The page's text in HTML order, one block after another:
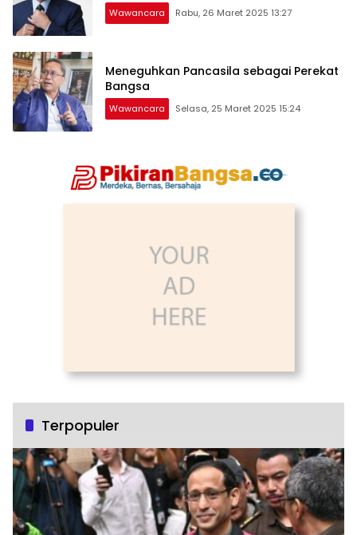
Wawancara Rabu, 26 Maret 2025 13:27
Meneguhkan Pancasila sebagai Perekat
Bangsa
Wawancara Selasa, 25 Maret 2025 15:24
Terpopuler